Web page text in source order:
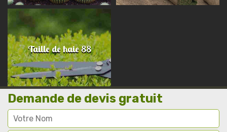
Taille de haie 88
Demande de devis gratuit